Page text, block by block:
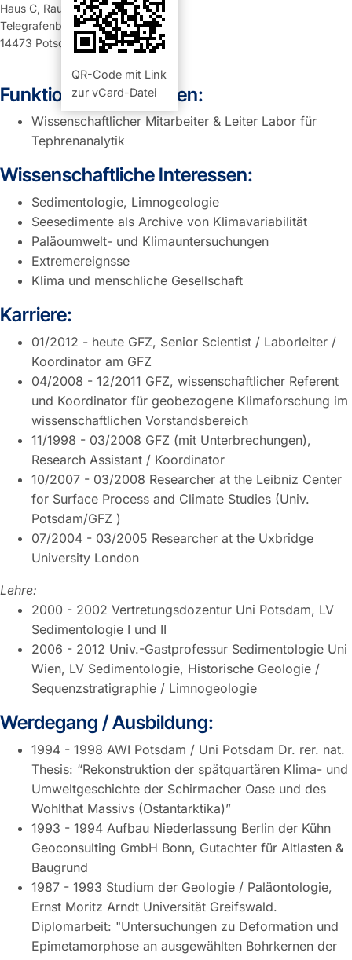
QR-Code mit Link
zur vCard-Datei
Haus C, Raum 325 (Büro)
Telegrafenberg
14473 Potsdam
Funktion und Aufgaben:
Wissenschaftlicher Mitarbeiter & Leiter Labor für
Tephrenanalytik
Wissenschaftliche Interessen:
Sedimentologie, Limnogeologie
Seesedimente als Archive von Klimavariabilität
Paläoumwelt- und Klimauntersuchungen
Extremereignsse
Klima und menschliche Gesellschaft
Karriere:
01/2012 - heute GFZ, Senior Scientist / Laborleiter /
Koordinator am GFZ
04/2008 - 12/2011 GFZ, wissenschaftlicher Referent
und Koordinator für geobezogene Klimaforschung im
wissenschaftlichen Vorstandsbereich
11/1998 - 03/2008 GFZ (mit Unterbrechungen),
Research Assistant / Koordinator
10/2007 - 03/2008 Researcher at the Leibniz Center
for Surface Process and Climate Studies (Univ.
Potsdam/GFZ )
07/2004 - 03/2005 Researcher at the Uxbridge
University London
Lehre:
2000 - 2002 Vertretungsdozentur Uni Potsdam, LV
Sedimentologie I und II
2006 - 2012 Univ.-Gastprofessur Sedimentologie Uni
Wien, LV Sedimentologie, Historische Geologie /
Sequenz­stratigraphie / Limnogeologie
Werdegang / Ausbildung:
1994 - 1998 AWI Potsdam / Uni Potsdam Dr. rer. nat.
Thesis: “Rekonstruktion der spätquartären Klima- und
Umweltgeschichte der Schirmacher Oase und des
Wohlthat Massivs (Ostantarktika)”
1993 - 1994 Aufbau Niederlassung Berlin der Kühn
Geoconsulting GmbH Bonn, Gutachter für Altlasten &
Baugrund
1987 - 1993 Studium der Geologie / Paläontologie,
Ernst Moritz Arndt Universität Greifswald.
Diplomarbeit: "Untersuchungen zu Deformation und
Epimetamorphose an ausgewählten Bohrkernen der